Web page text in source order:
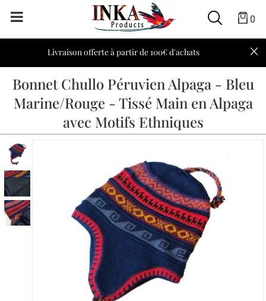
0
Livraison offerte à partir de 100€ d'achats
Bonnet Chullo Péruvien Alpaga - Bleu
Marine/Rouge - Tissé Main en Alpaga
avec Motifs Ethniques